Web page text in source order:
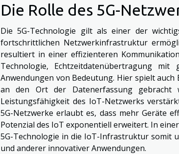
Die Rolle des 5G-
Die 5G-Technologie gilt als einer der
fortschrittlichen Netzwerkinfrastruktur
resultiert in einer effizienteren
Technologie, Echtzeitdatenübertragung
Anwendungen von Bedeutung. Hier spielt
an den Ort der Datenerfassung gebracht
Leistungsfähigkeit des IoT-Netzwerks
5G-Netzwerke erlaubt es, dass mehr Geräte
Potenzial des IoT exponentiell erweitert. In
5G-Technologie in die IoT-Infrastruktur somit
und anderer innovativer Anwendungen.